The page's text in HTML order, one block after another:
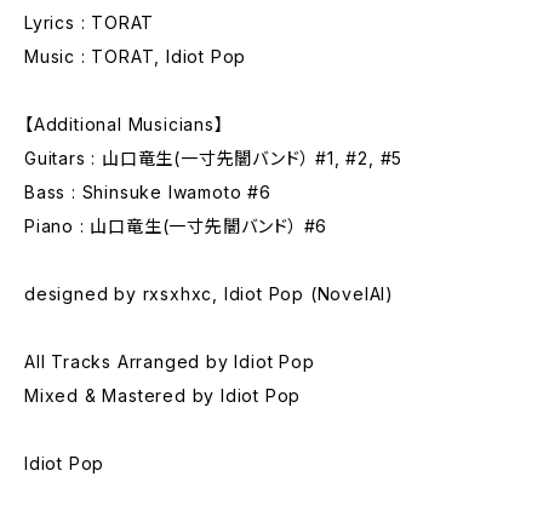
Lyrics : TORAT
Music : TORAT, Idiot Pop
【Additional Musicians】
Guitars : 山口竜生(一寸先闇バンド） #1, #2, #5
Bass : Shinsuke Iwamoto #6
Piano : 山口竜生(一寸先闇バンド） #6
designed by rxsxhxc, Idiot Pop (NovelAI)
All Tracks Arranged by Idiot Pop
Mixed & Mastered by Idiot Pop
Idiot Pop